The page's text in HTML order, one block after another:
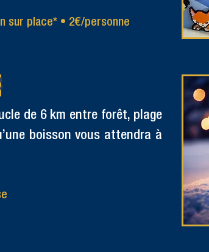
sur place* • 2€/personne
de 6 km entre forêt, plage
boisson vous attendra à